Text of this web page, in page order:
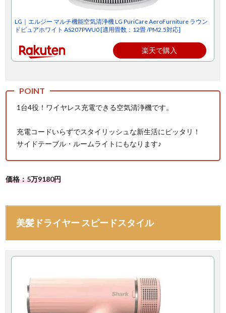
LG｜エルジー マルチ機能空気清浄機 LG PuriCare AeroFurniture ラウン
ドピュアホワイト AS207PWU0 [適用畳数：12畳 /PM2.5対応]
楽天で購入
1台4役！ワイヤレス充電できる空気清浄機です。
充電コードいらずでスタイリッシュな新生活にピッタリ！
サイドテーブル・ルームライトにもなります♪
価格：5万9180円
美髪ドライヤー スピードスタイル